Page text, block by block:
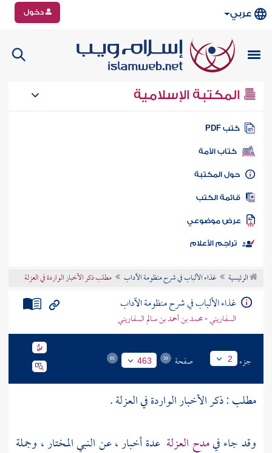
عربي دخول
المكتبة الإسلامية
كتب PDF
كتاب الأمة
المكتبة
الكتب
موضوعي
تراجم الأعلام
الرئيسية غذاء الألباب في شرح منظومة الآداب مطلب ذكر الأخبار الواردة في العزلة
غذاء الألباب في شرح منظومة الآداب
السفاريني - محمد بن أحمد بن سالم السفاريني
جزء 2 صفحة 463
مطلب : ذكر الأخبار الواردة في العزلة .
وقد جاء فيمدح العزلة عدة أخبار ، عن النبي المختار ، وجملة